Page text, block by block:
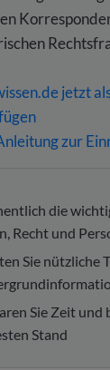
jetzt
zur
die
Recht und
Sie nützliche
Sie Zeit
Stand